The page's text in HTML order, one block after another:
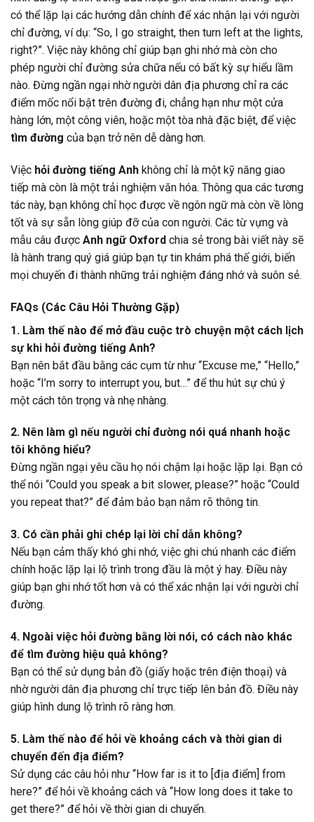
có thể lặp lại các hướng dẫn chính để xác nhận lại với người
chỉ đường, ví dụ: “So, I go straight, then turn left at the lights,
right?”. Việc này không chỉ giúp bạn ghi nhớ mà còn cho
phép người chỉ đường sửa chữa nếu có bất kỳ sự hiểu lầm
nào. Đừng ngần ngại nhờ người dân địa phương chỉ ra các
điểm mốc nổi bật trên đường đi, chẳng hạn như một cửa
hàng lớn, một công viên, hoặc một tòa nhà đặc biệt, để việc
tìm đường của bạn trở nên dễ dàng hơn.
Việc hỏi đường tiếng Anh không chỉ là một kỹ năng giao
tiếp mà còn là một trải nghiệm văn hóa. Thông qua các tương
tác này, bạn không chỉ học được về ngôn ngữ mà còn về lòng
tốt và sự sẵn lòng giúp đỡ của con người. Các từ vựng và
mẫu câu được Anh ngữ Oxford chia sẻ trong bài viết này sẽ
là hành trang quý giá giúp bạn tự tin khám phá thế giới, biến
mọi chuyến đi thành những trải nghiệm đáng nhớ và suôn sẻ.
FAQs (Các Câu Hỏi Thường Gặp)
1. Làm thế nào để mở đầu cuộc trò chuyện một cách lịch
sự khi hỏi đường tiếng Anh?
Bạn nên bắt đầu bằng các cụm từ như “Excuse me,” “Hello,”
hoặc “I’m sorry to interrupt you, but…” để thu hút sự chú ý
một cách tôn trọng và nhẹ nhàng.
2. Nên làm gì nếu người chỉ đường nói quá nhanh hoặc
tôi không hiểu?
Đừng ngần ngại yêu cầu họ nói chậm lại hoặc lặp lại. Bạn có
thể nói “Could you speak a bit slower, please?” hoặc “Could
you repeat that?” để đảm bảo bạn nắm rõ thông tin.
3. Có cần phải ghi chép lại lời chỉ dẫn không?
Nếu bạn cảm thấy khó ghi nhớ, việc ghi chú nhanh các điểm
chính hoặc lặp lại lộ trình trong đầu là một ý hay. Điều này
giúp bạn ghi nhớ tốt hơn và có thể xác nhận lại với người chỉ
đường.
4. Ngoài việc hỏi đường bằng lời nói, có cách nào khác
để tìm đường hiệu quả không?
Bạn có thể sử dụng bản đồ (giấy hoặc trên điện thoại) và
nhờ người dân địa phương chỉ trực tiếp lên bản đồ. Điều này
giúp hình dung lộ trình rõ ràng hơn.
5. Làm thế nào để hỏi về khoảng cách và thời gian di
chuyển đến địa điểm?
Sử dụng các câu hỏi như “How far is it to [địa điểm] from
here?” để hỏi về khoảng cách và “How long does it take to
get there?” để hỏi về thời gian di chuyển.